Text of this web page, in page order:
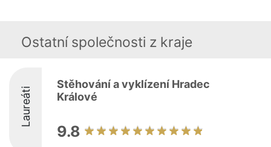
Ostatní společnosti z kraje
Laureáti
Stěhování a vyklízení Hradec
Králové
9.8